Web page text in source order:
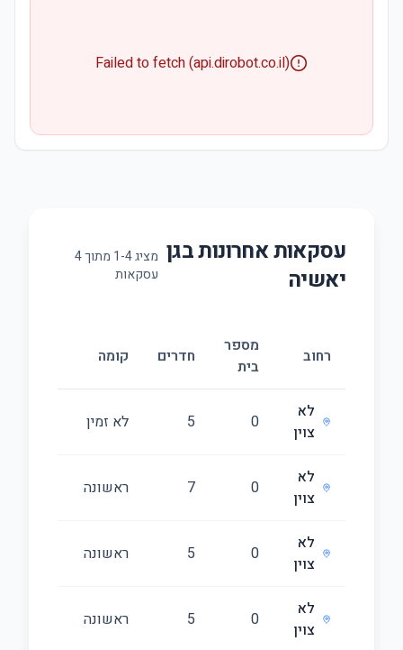
Failed to fetch (api.dirobot.co.il)
עסקאות אחרונות בגן
יאשיה
מציג 1-4 מתוך4
עסקאות
רחוב
מספר
בית
חדרים קומה
לא
צוין
0
5 לא זמין
לא
צוין
0
7 ראשונה
לא
צוין
0
5 ראשונה
לא
צוין
0
5 ראשונה